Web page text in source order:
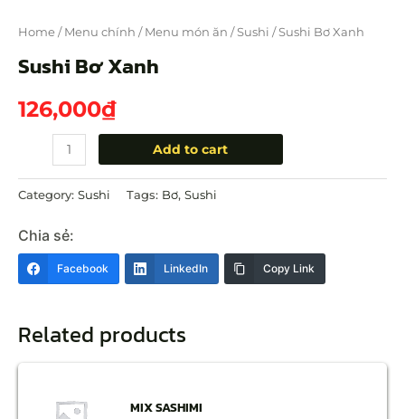
Home / Menu chính / Menu món ăn /Sushi / Sushi Bơ Xanh
Sushi Bơ Xanh
126,000₫
Add to cart
Category: Sushi Tags: Bơ, Sushi
Chia sẻ:
Facebook LinkedIn Copy Link
Related products
MIX SASHIMI